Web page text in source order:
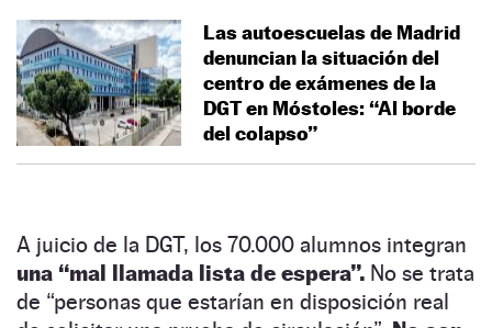
Las autoescuelas de Madrid
denuncian la situación del
centro de exámenes de la
DGT en Móstoles: “Al borde
del colapso”
A juicio de la DGT, los 70.000 alumnos integran
una “mal llamada lista de espera”. No se trata
de “personas que estarían en disposición real